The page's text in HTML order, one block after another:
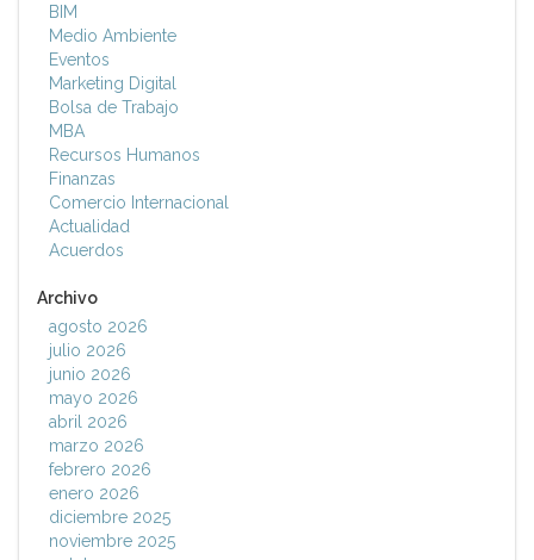
BIM
Medio Ambiente
Eventos
Marketing Digital
Bolsa de Trabajo
MBA
Recursos Humanos
Finanzas
Comercio Internacional
Actualidad
Acuerdos
Archivo
agosto 2026
julio 2026
junio 2026
mayo 2026
abril 2026
marzo 2026
febrero 2026
enero 2026
diciembre 2025
noviembre 2025